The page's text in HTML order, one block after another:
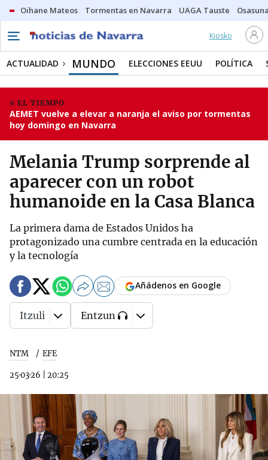
Oihane Mateos Tormentas en Navarra UAGA Tauste
Kiosko
ACTUALIDAD MUNDO ELECCIONES EEUU POLÍTICA
EL TIEMPO
AEMET vuelve a elevar a naranja el aviso por tormentas
hoy domingo en Navarra
Melania Trump sorprende al
aparecer con un robot
humanoide en la Casa Blanca
La primera dama de Estados Unidos ha
protagonizado una cumbre centrada en la educación
y la tecnología
NTM EFE
25·03·26 20:25
Añádenos en Google
Itzuli Entzun